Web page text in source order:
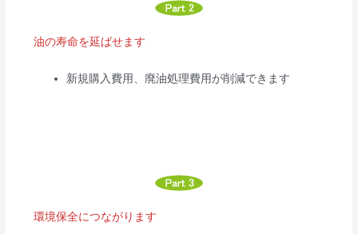
油の寿命を延ばせます
新規購入費用、廃油処理費用が削減できます
環境保全につながります